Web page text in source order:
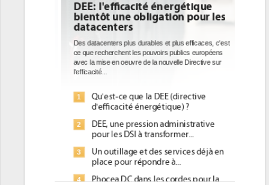
DEE: l'efficacité énergétique
bientôt une obligation pour les
datacenters
Des datacenters plus durables et plus efficaces, c'est
ce que recherchent les pouvoirs publics européens
avec la mise en oeuvre de la nouvelle Directive sur
l'efficacité...
Qu'est-ce que la DEE (directive
d'efficacité énergétique) ?
DEE, une pression administrative
pour les DSI à transformer...
Un outillage et des services déjà en
place pour répondre à...
Phocea DC dans les cordes pour la